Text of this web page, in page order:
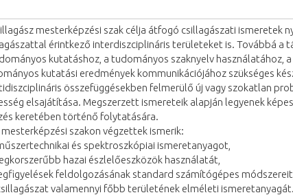
mesterképzési szak célja átfogó csillagászati ismeretek
érintkező interdiszciplináris területeket is. Továbbá a
kutatáshoz, a tudományos szaknyelv használatához,
kutatási eredmények kommunikációjához szükséges
összefüggésekben felmerülő új vagy szokatlan
elsajátítása. Megszerzett ismereteik alapján legyenek
keretében történő folytatására.
mesterképzési szakon végzettek ismerik:
és spektroszkópiai ismeretanyagot,
hazai észlelőeszközök használatát,
feldolgozásának standard számítógépes módszereit,
valamennyi főbb területének elméleti ismeretanyagát.